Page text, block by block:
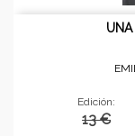
UNA
Edición:
13 €